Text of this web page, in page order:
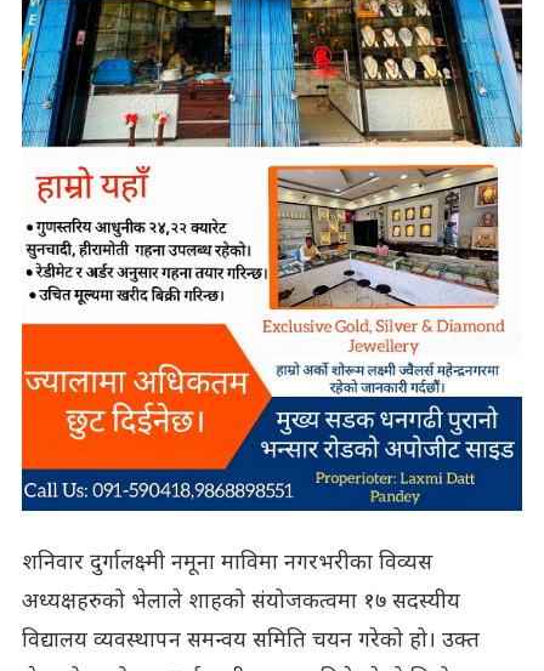
शनिवार दुर्गालक्ष्मी नमूना माविमा नगरभरीका विव्यस
अध्यक्षहरुको भेलाले शाहको संयोजकत्वमा १७ सदस्यीय
विद्यालय व्यवस्थापन समन्वय समिति चयन गरेको हो। उक्त